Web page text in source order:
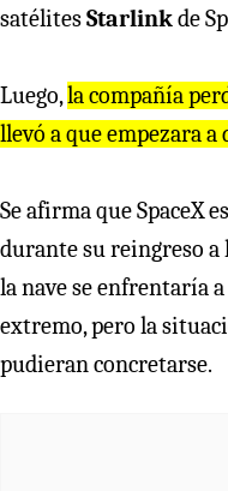
satélitesStarlinkde
Luego,la compañía
llevó a que empezara a
Se afirma que SpaceX
durante su reingreso a
la nave se enfrentaría
extremo, pero la
pudieran concretarse.